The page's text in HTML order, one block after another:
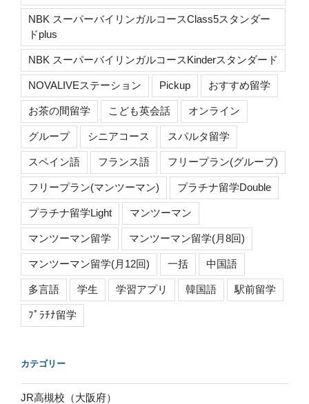
NBK スーパーバイリンガルコースClass5スタンダー
ドplus
NBK スーパーバイリンガルコースKinderスタンダード
NOVALIVEステーション Pickup おすすめ留学
お茶の間留学 こども英会話 オンライン
グループ シニアコース スパルタ留学
スペイン語 フランス語 フリープラン(グループ)
フリープラン(マンツーマン) プラチナ留学Double
プラチナ留学Light マンツーマン
マンツーマン留学 マンツーマン留学(月8回)
マンツーマン留学(月12回) 一括 中国語
多言語 学生 学習アプリ 韓国語 駅前留学
ﾌﾟﾗﾁﾅ留学
カテゴリー
JR高槻校（大阪府）